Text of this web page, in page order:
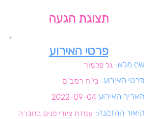
תצוגת הגעה
פרטי האירוע
גל פלמור שם מלא:
בי"ח רמב"ם פרטי האירוע:
2022-09-04תאריך האירוע:
עמדת ציורי פנים בחברה תיאור ההזמנה: